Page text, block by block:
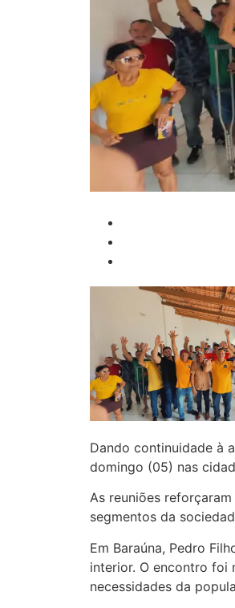
Dando continuidade à
domingo (05) nas
As reuniões
segmentos da
Em Baraúna, Pedro
interior. O encontro foi
necessidades da